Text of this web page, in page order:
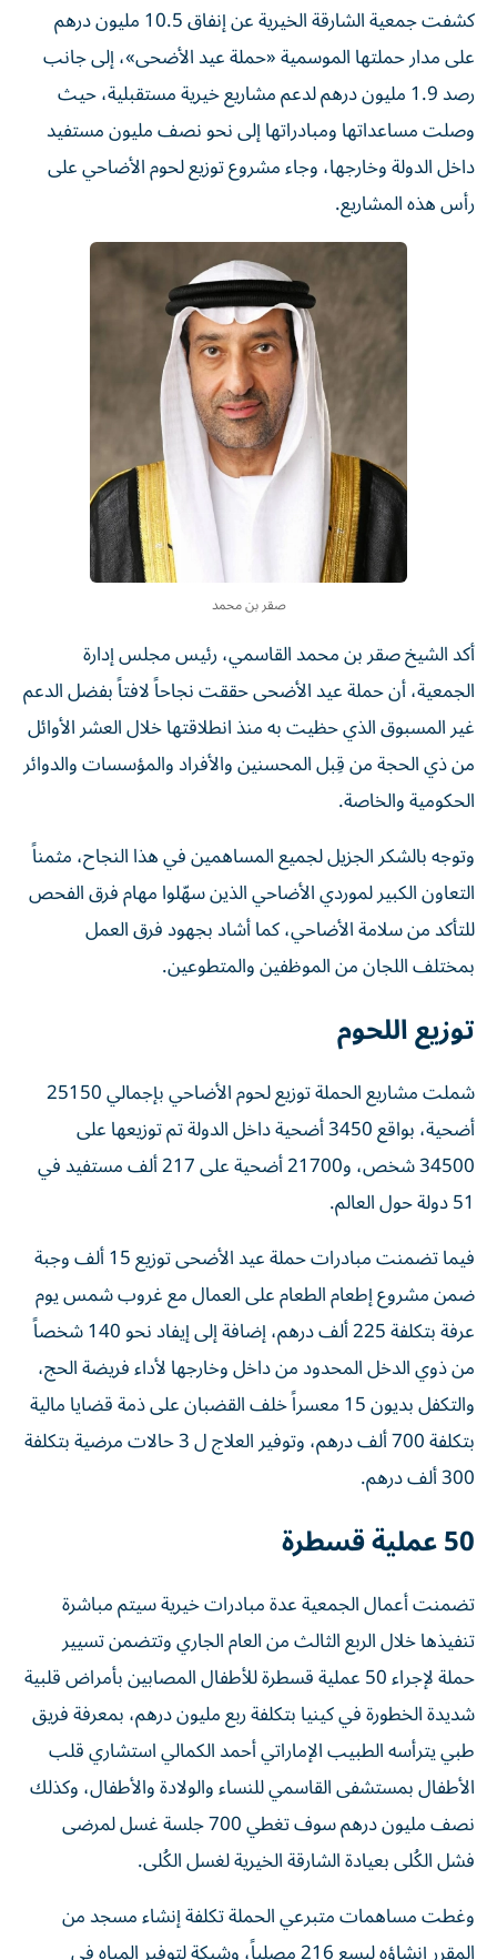
كشفت جمعية الشارقة الخيرية عن إنفاق 10.5 مليون درهم
على مدار حملتها الموسمية «حملة عيد الأضحى»، إلى جانب
رصد 1.9 مليون درهم لدعم مشاريع خيرية مستقبلية، حيث
وصلت مساعداتها ومبادراتها إلى نحو نصف مليون مستفيد
داخل الدولة وخارجها، وجاء مشروع توزيع لحوم الأضاحي على
رأس هذه المشاريع.
صقر بن محمد
أكد الشيخ صقر بن محمد القاسمي، رئيس مجلس إدارة
الجمعية، أن حملة عيد الأضحى حققت نجاحاً لافتاً بفضل الدعم
غير المسبوق الذي حظيت به منذ انطلاقتها خلال العشر الأوائل
من ذي الحجة من قِبل المحسنين والأفراد والمؤسسات والدوائر
الحكومية والخاصة.
وتوجه بالشكر الجزيل لجميع المساهمين في هذا النجاح، مثمناً
التعاون الكبير لموردي الأضاحي الذين سهّلوا مهام فرق الفحص
للتأكد من سلامة الأضاحي، كما أشاد بجهود فرق العمل
بمختلف اللجان من الموظفين والمتطوعين.
توزيع اللحوم
شملت مشاريع الحملة توزيع لحوم الأضاحي بإجمالي 25150
أضحية، بواقع 3450 أضحية داخل الدولة تم توزيعها على
34500 شخص، و21700 أضحية على 217 ألف مستفيد في
51 دولة حول العالم.
فيما تضمنت مبادرات حملة عيد الأضحى توزيع 15 ألف وجبة
ضمن مشروع إطعام الطعام على العمال مع غروب شمس يوم
عرفة بتكلفة 225 ألف درهم، إضافة إلى إيفاد نحو 140 شخصاً
من ذوي الدخل المحدود من داخل وخارجها لأداء فريضة الحج،
والتكفل بديون 15 معسراً خلف القضبان على ذمة قضايا مالية
بتكلفة 700 ألف درهم، وتوفير العلاج ل 3 حالات مرضية بتكلفة
300 ألف درهم.
50 عملية قسطرة
تضمنت أعمال الجمعية عدة مبادرات خيرية سيتم مباشرة
تنفيذها خلال الربع الثالث من العام الجاري وتتضمن تسيير
حملة لإجراء 50 عملية قسطرة للأطفال المصابين بأمراض قلبية
شديدة الخطورة في كينيا بتكلفة ربع مليون درهم، بمعرفة فريق
طبي يترأسه الطبيب الإماراتي أحمد الكمالي استشاري قلب
الأطفال بمستشفى القاسمي للنساء والولادة والأطفال، وكذلك
نصف مليون درهم سوف تغطي 700 جلسة غسل لمرضى
فشل الكُلى بعيادة الشارقة الخيرية لغسل الكُلى.
وغطت مساهمات متبرعي الحملة تكلفة إنشاء مسجد من